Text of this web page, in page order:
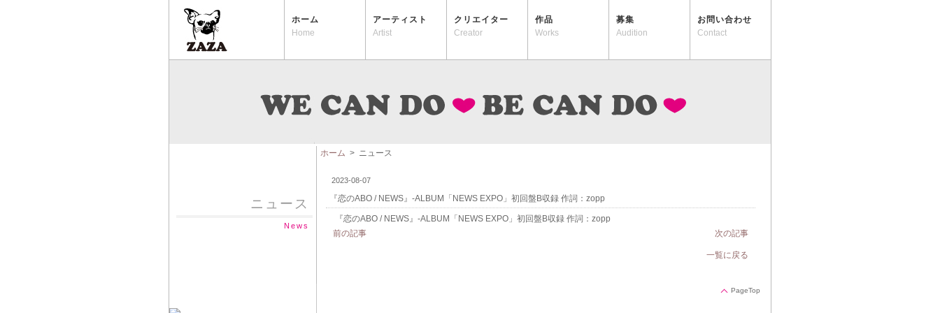
ホーム
Home
アーティスト
Artist
クリエイター
Creator
作品
Works
募集
Audition
お問い合わせ
Contact
ニュース
News
ホーム > ニュース
2023-08-07
『恋のABO / NEWS』-ALBUM「NEWS EXPO」初回盤B収録 作詞：zopp
『恋のABO / NEWS』-ALBUM「NEWS EXPO」初回盤B収録 作詞：zopp
前の記事
次の記事
一覧に戻る
PageTop